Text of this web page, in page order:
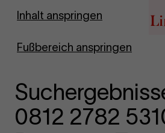
Inhalt anspringen
Fußbereich anspringen
Zur Startseite
0812 2782